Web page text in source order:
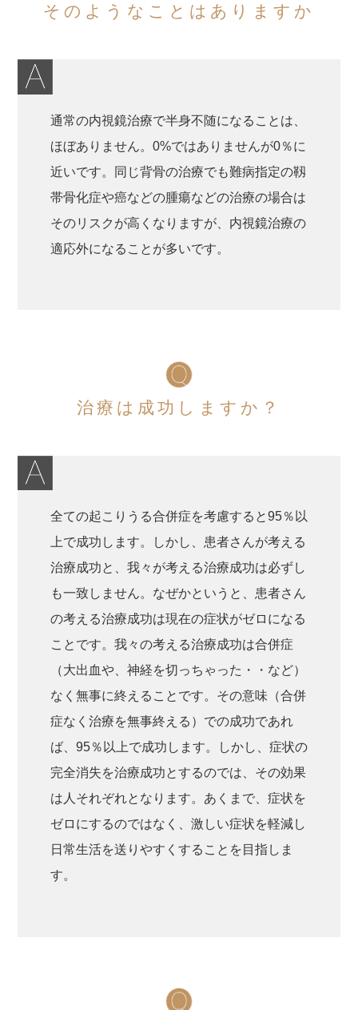
そのようなことはありますか
通常の内視鏡治療で半身不随になることは、
ほぼありません。0%ではありませんが0％に
近いです。同じ背骨の治療でも難病指定の靱
帯骨化症や癌などの腫瘍などの治療の場合は
そのリスクが高くなりますが、内視鏡治療の
適応外になることが多いです。
治療は成功しますか？
全ての起こりうる合併症を考慮すると95％以
上で成功します。しかし、患者さんが考える
治療成功と、我々が考える治療成功は必ずし
も一致しません。なぜかというと、患者さん
の考える治療成功は現在の症状がゼロになる
ことです。我々の考える治療成功は合併症
（大出血や、神経を切っちゃった・・など）
なく無事に終えることです。その意味（合併
症なく治療を無事終える）での成功であれ
ば、95％以上で成功します。しかし、症状の
完全消失を治療成功とするのでは、その効果
は人それぞれとなります。あくまで、症状を
ゼロにするのではなく、激しい症状を軽減し
日常生活を送りやすくすることを目指しま
す。